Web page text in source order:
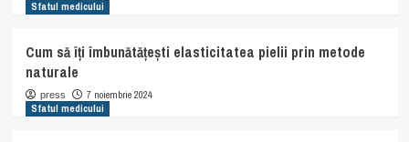
Sfatul medicului
Cum să îți îmbunătățești elasticitatea pielii prin metode
naturale
press
7 noiembrie 2024
Sfatul medicului